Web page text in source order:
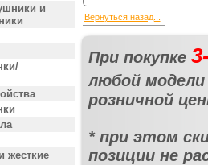
и
жесткие
Вернуться назад...
При покупке
любой модели
розничной
* при этом
позиции не